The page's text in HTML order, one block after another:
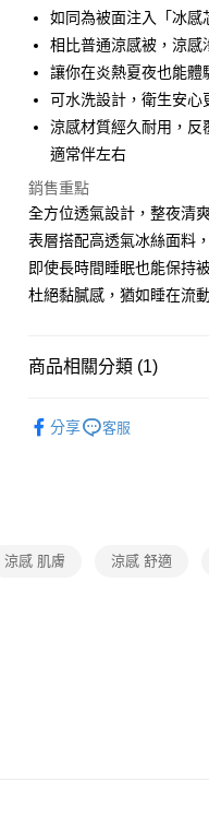
運送方式
全家取貨付款
免運費
常溫-付款後全家取貨
免運費
如同為被面注入「冰
相比普通涼感被，涼感
讓你在炎熱夏夜也能體
可水洗設計，衛生安心
涼感材質經久耐用，反
適常伴左右
銷售重點
全方位透氣設計，整夜清
表層搭配高透氣冰絲面料
即使長時間睡眠也能保持
杜絕黏膩感，猶如睡在流
商品相關分類 (1)
分享
客服
涼感 肌膚 涼感 舒適